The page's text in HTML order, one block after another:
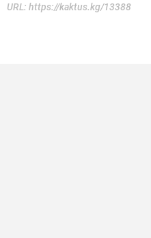
URL: https://kaktus.kg/13388